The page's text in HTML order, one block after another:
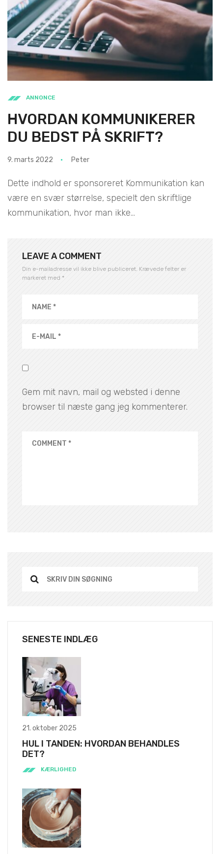
ANNONCE
HVORDAN KOMMUNIKERER
DU BEDST PÅ SKRIFT?
9. marts 2022 Peter
Dette indhold er sponsoreret Kommunikation kan
være en svær størrelse, specielt den skriftlige
kommunikation, hvor man ikke...
LEAVE A COMMENT
Din e-mailadresse vil ikke blive publiceret. Krævede felter er
markeret med *
Gem mit navn, mail og websted i denne
browser til næste gang jeg kommenterer.
SENESTE INDLÆG
21. oktober 2025
HUL I TANDEN: HVORDAN BEHANDLES
DET?
KÆRLIGHED